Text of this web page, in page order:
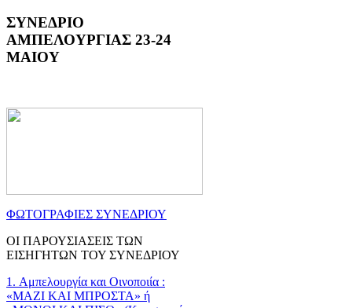
ΣΥΝΕΔΡΙΟ
ΑΜΠΕΛΟΥΡΓΙΑΣ 23-24
ΜΑΙΟΥ
ΦΩΤΟΓΡΑΦΙΕΣ ΣΥΝΕΔΡΙΟΥ
ΟΙ ΠΑΡΟΥΣΙΑΣΕΙΣ ΤΩΝ
ΕΙΣΗΓΗΤΩΝ ΤΟΥ ΣΥΝΕΔΡΙΟΥ
1. Αμπελουργία και Οινοποιία :
«ΜΑΖΙ ΚΑΙ ΜΠΡΟΣΤΑ» ή